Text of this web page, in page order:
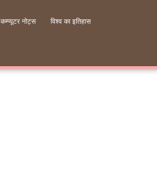
कम्प्यूटर नोट्स विश्व का इतिहास